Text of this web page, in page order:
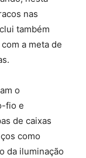
nas
também
a meta de
o
fio e
de caixas
como
da iluminação